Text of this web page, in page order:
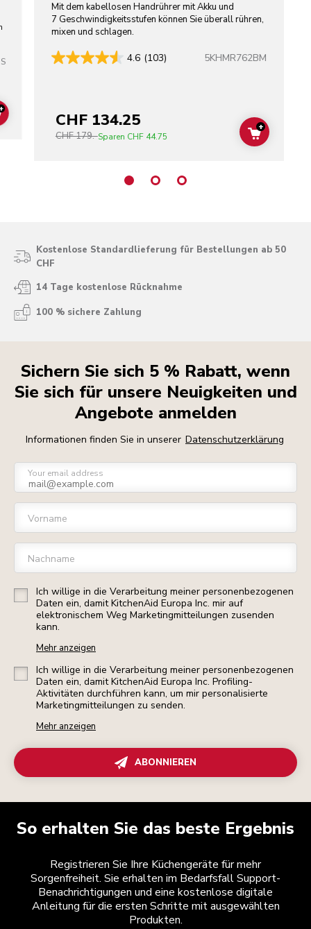
ADD TO CART
Mit dem kabellosen Handrührer mit Akku und
7 Geschwindigkeitsstufen können Sie überall rühren,
mixen und schlagen.
4.6 (103) 5KHMR762BM
CHF 134.25
CHF 179.-Sparen CHF 44.75 ADD TO
+
Kostenlose Standardlieferung für Bestellungen ab 50
CHF
14 Tage kostenlose Rücknahme
100 % sichere Zahlung
Sichern Sie sich 5 % Rabatt, wenn
Sie sich für unsere Neuigkeiten und
Angebote anmelden
Informationen finden Sie in unserer Datenschutzerklärung
Your email address
Vorname
Nachname
Ich willige in die Verarbeitung meiner personenbezogenen
Daten ein, damit KitchenAid Europa Inc. mir auf
elektronischem Weg Marketingmitteilungen zusenden
kann.
Mehr anzeigen
Ich willige in die Verarbeitung meiner personenbezogenen
Daten ein, damit KitchenAid Europa Inc. Profiling-
Aktivitäten durchführen kann, um mir personalisierte
Marketingmitteilungen zu senden.
Mehr anzeigen
ABONNIEREN
So erhalten Sie das beste Ergebnis
Registrieren Sie Ihre Küchengeräte für mehr
Sorgenfreiheit. Sie erhalten im Bedarfsfall Support-
Benachrichtigungen und eine kostenlose digitale
Anleitung für die ersten Schritte mit ausgewählten
Produkten.